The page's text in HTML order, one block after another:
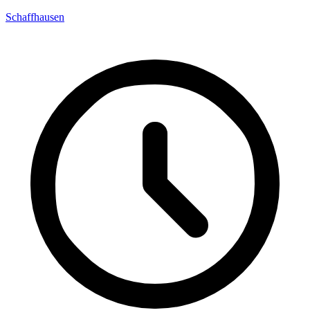
Schaffhausen